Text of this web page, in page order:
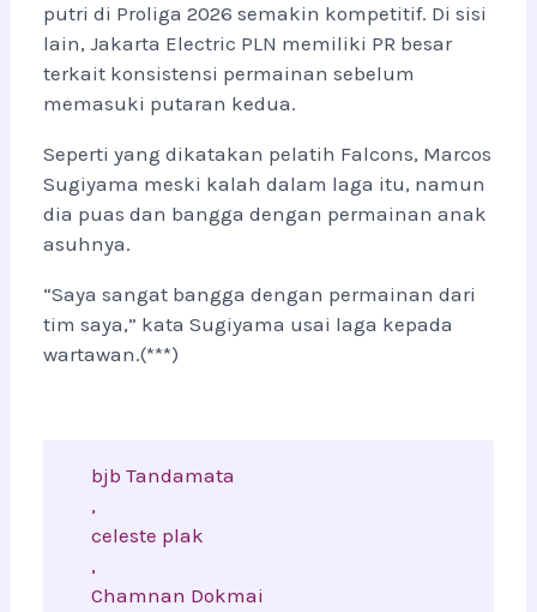
putri di Proliga 2026 semakin kompetitif. Di sisi
lain, Jakarta Electric PLN memiliki PR besar
terkait konsistensi permainan sebelum
memasuki putaran kedua.
Seperti yang dikatakan pelatih Falcons, Marcos
Sugiyama meski kalah dalam laga itu, namun
dia puas dan bangga dengan permainan anak
asuhnya.
“Saya sangat bangga dengan permainan dari
tim saya,” kata Sugiyama usai laga kepada
wartawan.(***)
bjb Tandamata
,
celeste plak
,
Chamnan Dokmai